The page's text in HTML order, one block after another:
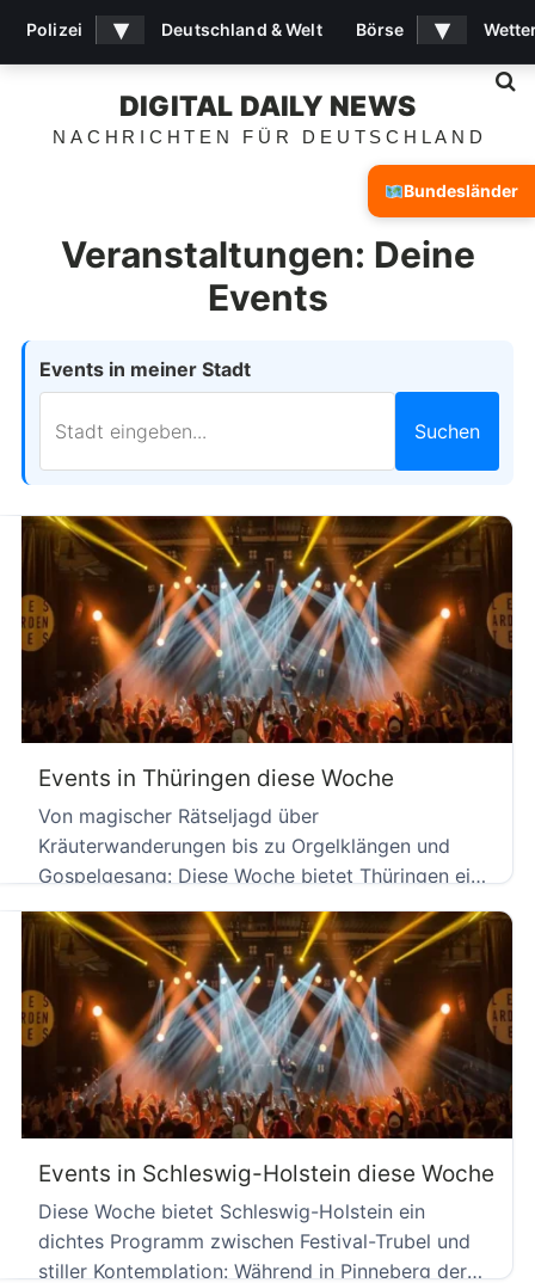
DIGITAL DAILY NEWS
NACHRICHTEN FÜR DEUTSCHLAND
Veranstaltungen: Deine
Events
Events in meiner Stadt
Suchen
Events in Thüringen diese Woche
Von magischer Rätseljagd über
Kräuterwanderungen bis zu Orgelklängen und
Gospelgesang: Diese Woche bietet Thüringen ein
breites Programm für […]
Events in Schleswig-Holstein diese Woche
Diese Woche bietet Schleswig-Holstein ein
dichtes Programm zwischen Festival-Trubel und
stiller Kontemplation: Während in Pinneberg der
Polizei ▾ Deutschland & Welt Börse ▾
Bundesländer